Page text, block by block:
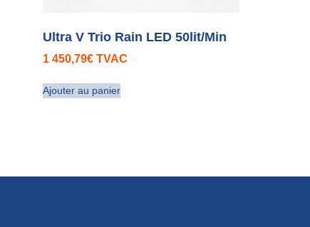
Ultra V Trio Rain LED 50lit/Min
1 450,79€ TVAC
Ajouter au panier